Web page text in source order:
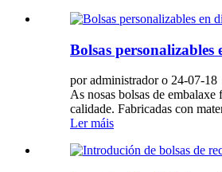
Bolsas
por administrador o 24-07-18
As nosas bolsas de
calidade. Fabricadas con
Ler máis